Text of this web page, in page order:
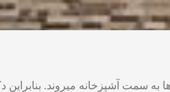
به سمت آشپزخانه میروند.